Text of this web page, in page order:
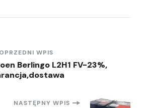
WPIS
Berlingo L2H1 FV-23%,
NASTĘPNY WPIS